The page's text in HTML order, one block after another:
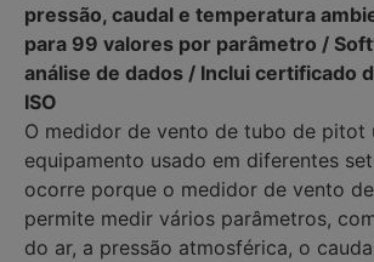
pressão, caudal e temperatura
para 99 valores por parâmetro /
análise de dados / Inclui certificado
ISO
O medidor de vento de tubo de pitot
equipamento usado em diferentes
ocorre porque o medidor de vento
permite medir vários parâmetros,
do ar, a pressão atmosférica, o